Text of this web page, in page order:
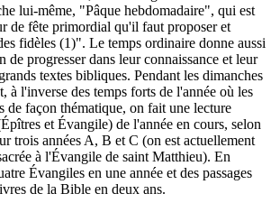
lui-même, "Pâque hebdomadaire", qui est
de fête primordial qu'il faut proposer et
fidèles (1)". Le temps ordinaire donne aussi
de progresser dans leur connaissance et leur
textes bibliques. Pendant les dimanches
à l'inverse des temps forts de l'année où les
de façon thématique, on fait une lecture
et Évangile) de l'année en cours, selon
trois années A, B et C (on est actuellement
à l'Évangile de saint Matthieu). En
Évangiles en une année et des passages
de la Bible en deux ans.